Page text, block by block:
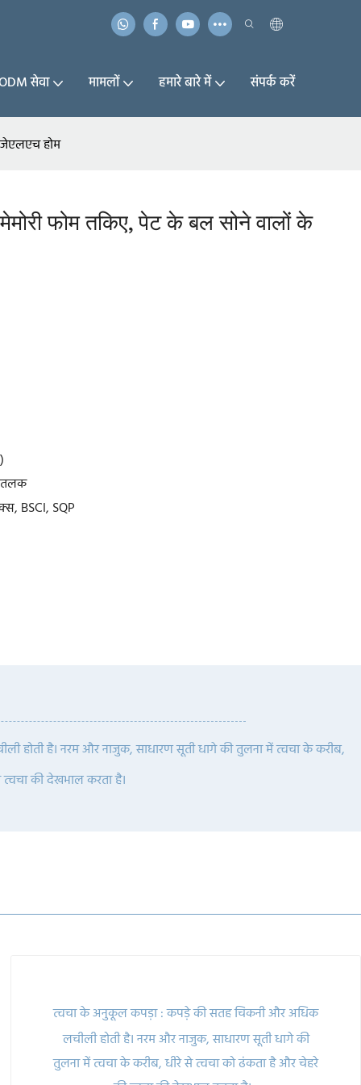
सेवा मामलों हमारे बारे में संपर्क करें
होम
फोम तकिए, पेट के बल सोने वालों के
BSCI, SQP
होती है।नरम और नाजुक, साधारण सूती धागे की तुलना में त्वचा के करीब,
की देखभाल करता है।
त्वचा के अनुकूल कपड़ा:कपड़े की सतह चिकनी और अधिक
लचीली होती है।नरम और नाजुक, साधारण सूती धागे की
तुलना में त्वचा के करीब, धीरे से त्वचा को ढंकता है और चेहरे